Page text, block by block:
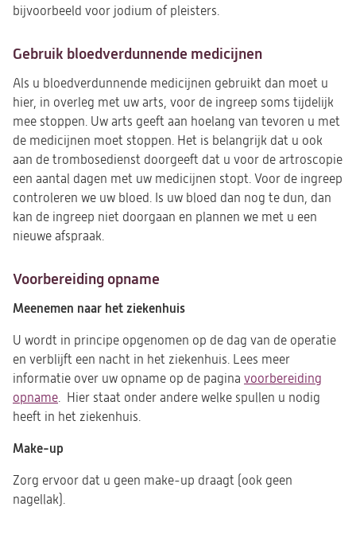
bijvoorbeeld voor jodium of pleisters.
Gebruik bloedverdunnende medicijnen
Als u bloedverdunnende medicijnen gebruikt dan moet u
hier, in overleg met uw arts, voor de ingreep soms tijdelijk
mee stoppen. Uw arts geeft aan hoelang van tevoren u met
de medicijnen moet stoppen. Het is belangrijk dat u ook
aan de trombosedienst doorgeeft dat u voor de artroscopie
een aantal dagen met uw medicijnen stopt. Voor de ingreep
controleren we uw bloed. Is uw bloed dan nog te dun, dan
kan de ingreep niet doorgaan en plannen we met u een
nieuwe afspraak.
Voorbereiding opname
Meenemen naar het ziekenhuis
U wordt in principe opgenomen op de dag van de operatie
en verblijft een nacht in het ziekenhuis. Lees meer
informatie over uw opname op de pagina voorbereiding
opname . Hier staat onder andere welke spullen u nodig
heeft in het ziekenhuis.
Make-up
Zorg ervoor dat u geen make-up draagt (ook geen
nagellak).